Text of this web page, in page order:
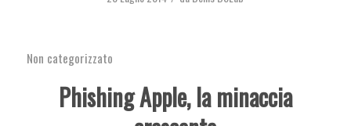
Non categorizzato
Phishing Apple, la minaccia